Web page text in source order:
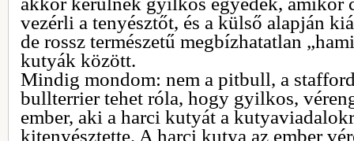
vezérli a tenyésztőt, és a külső alapján
de rossz természetű megbízhatatlan
kutyák között.
Mindig mondom: nem a pitbull, a
bullterrier tehet róla, hogy gyilkos,
ember, aki a harci kutyát a
kitenyésztette. A harci kutya az ember